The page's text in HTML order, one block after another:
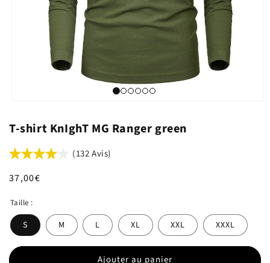
T-shirt KnIghT MG Ranger green
(132 Avis)
Prix
37,00€
Taille :
S M L XL XXL XXXL
Ajouter au panier